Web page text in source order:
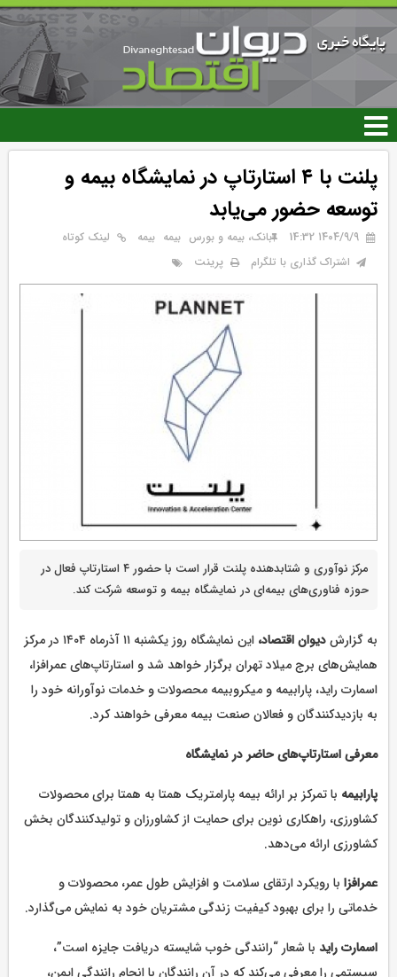
رفتن
محتوای
اصلی
پلنت با ۴ استارتاپ در نمایشگاه بیمه و
توسعه حضور می‌یابد
۱۴۰۴/۹/۹ 14:32 بانک، بیمه و بورس بيمه بیمه
لینک کوتاه
اشتراک گذاری با تلگرام
پرینت
مرکز نوآوری و شتابدهنده پلنت قرار است با حضور ۴ استارتاپ فعال در
حوزه فناوری‌های بیمه‌ای در نمایشگاه بیمه و توسعه شرکت کند.
به گزارشدیوان اقتصاد،
این نمایشگاه روز یکشنبه ۱۱ آذرماه ۱۴۰۴ در مرکز
همایش‌های برج میلاد تهران برگزار خواهد شد و استارتاپ‌های عمرافزا،
اسمارت راید، پارابیمه و میکروبیمه محصولات و خدمات نوآورانه خود را
به بازدیدکنندگان و فعالان صنعت بیمه معرفی خواهند کرد.
معرفی استارتاپ‌های حاضر در نمایشگاه
پارابیمه با تمرکز بر ارائه بیمه پارامتریک همتا به همتا برای محصولات
کشاورزی، راهکاری نوین برای حمایت از کشاورزان و تولیدکنندگان بخش
کشاورزی ارائه می‌دهد.
عمرافزا با رویکرد ارتقای سلامت و افزایش طول عمر، محصولات و
خدماتی را برای بهبود کیفیت زندگی مشتریان خود به نمایش می‌گذارد.
اسمارت راید با شعار “رانندگی خوب شایسته دریافت جایزه است”،
سیستمی را معرفی می‌کند که در آن رانندگان با انجام رانندگی ایمن،